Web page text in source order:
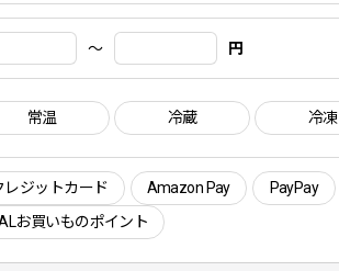
〜 円
常温 冷蔵 冷凍
レジットカード Amazon Pay
PayPay
お買いものポイント